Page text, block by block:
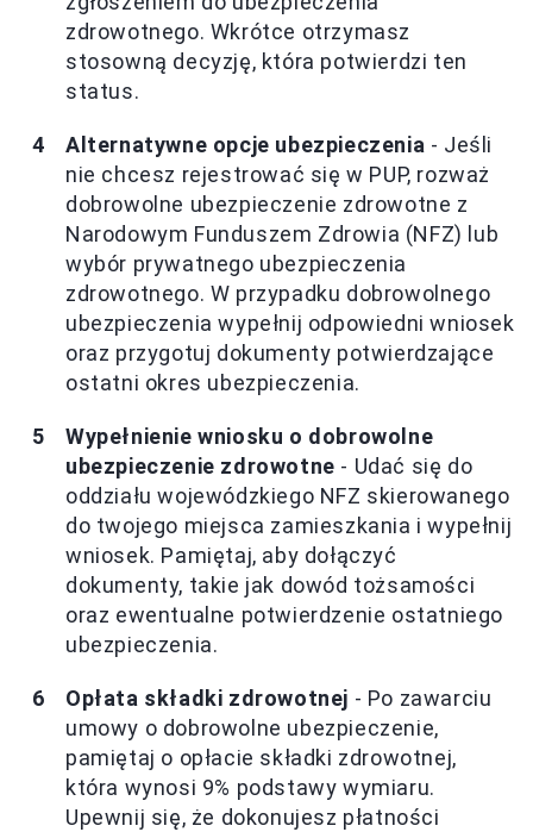
zdrowotnego. Wkrótce otrzymasz
stosowną decyzję, która potwierdzi ten
status.
Alternatywne opcje ubezpieczenia - Jeśli
nie chcesz rejestrować się w PUP, rozważ
dobrowolne ubezpieczenie zdrowotne z
Narodowym Funduszem Zdrowia (NFZ) lub
wybór prywatnego ubezpieczenia
zdrowotnego. W przypadku dobrowolnego
ubezpieczenia wypełnij odpowiedni wniosek
oraz przygotuj dokumenty potwierdzające
ostatni okres ubezpieczenia.
Wypełnienie wniosku o dobrowolne
ubezpieczenie zdrowotne - Udać się do
oddziału wojewódzkiego NFZ skierowanego
do twojego miejsca zamieszkania i wypełnij
wniosek. Pamiętaj, aby dołączyć
dokumenty, takie jak dowód tożsamości
oraz ewentualne potwierdzenie ostatniego
ubezpieczenia.
Opłata składki zdrowotnej - Po zawarciu
umowy o dobrowolne ubezpieczenie,
pamiętaj o opłacie składki zdrowotnej,
która wynosi 9% podstawy wymiaru.
Upewnij się, że dokonujesz płatności